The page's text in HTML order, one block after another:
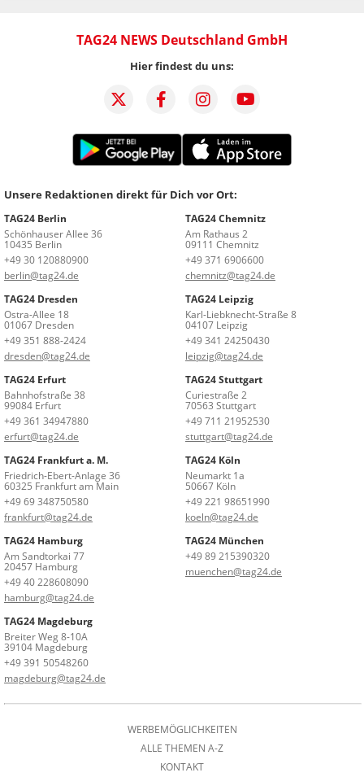
TAG24 NEWS Deutschland GmbH
Hier findest du uns:
Unsere Redaktionen direkt für Dich vor Ort:
TAG24 Berlin
Schönhauser Allee 36
10435 Berlin
+49 30 120880900
berlin@tag24.de
TAG24 Chemnitz
Am Rathaus 2
09111 Chemnitz
+49 371 6906600
chemnitz@tag24.de
TAG24 Dresden
Ostra-Allee 18
01067 Dresden
+49 351 888-2424
dresden@tag24.de
TAG24 Leipzig
Karl-Liebknecht-Straße 8
04107 Leipzig
+49 341 24250430
leipzig@tag24.de
TAG24 Erfurt
Bahnhofstraße 38
99084 Erfurt
+49 361 34947880
erfurt@tag24.de
TAG24 Stuttgart
Curiestraße 2
70563 Stuttgart
+49 711 21952530
stuttgart@tag24.de
TAG24 Frankfurt a. M.
Friedrich-Ebert-Anlage 36
60325 Frankfurt am Main
+49 69 348750580
frankfurt@tag24.de
TAG24 Köln
Neumarkt 1a
50667 Köln
+49 221 98651990
koeln@tag24.de
TAG24 Hamburg
Am Sandtorkai 77
20457 Hamburg
+49 40 228608090
hamburg@tag24.de
TAG24 München
+49 89 215390320
muenchen@tag24.de
TAG24 Magdeburg
Breiter Weg 8-10A
39104 Magdeburg
+49 391 50548260
magdeburg@tag24.de
WERBEMÖGLICHKEITEN
ALLE THEMEN A-Z
KONTAKT